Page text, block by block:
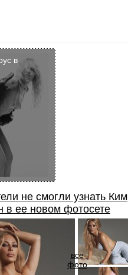
в
не смогли узнать Ким
в ее новом фотосете
все
фото